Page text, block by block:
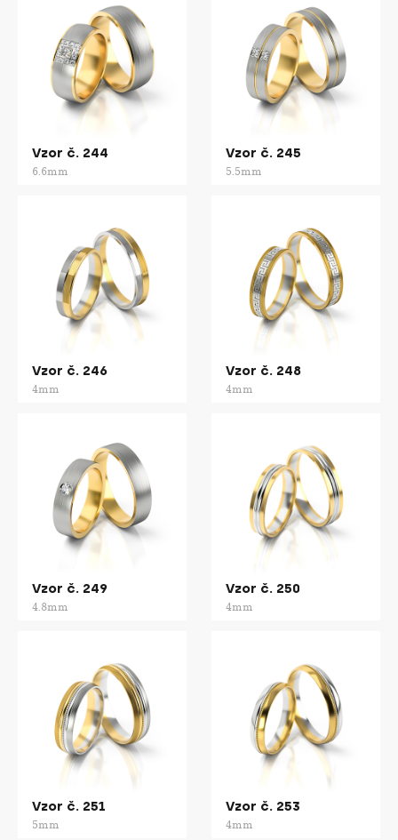
Vzor č. 244
6.6mm
Vzor č. 245
5.5mm
Vzor č. 246
4mm
Vzor č. 248
4mm
Vzor č. 249
4.8mm
Vzor č. 250
4mm
Vzor č. 251
5mm
Vzor č. 253
4mm